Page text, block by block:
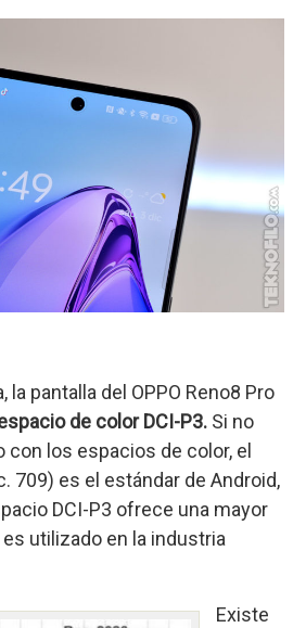
la pantalla del OPPO Reno8 Pro
de color DCI-P3. Si no
los espacios de color, el
709) es el estándar de Android,
DCI-P3 ofrece una mayor
utilizado en la industria
Existe